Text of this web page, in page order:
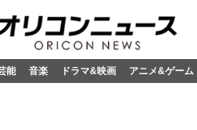
能 音楽 ドラマ&映画 アニメ&ゲーム